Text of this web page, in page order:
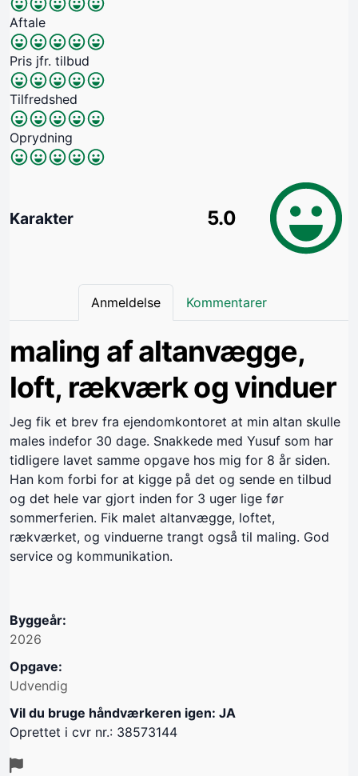
Aftale
Pris jfr. tilbud
Tilfredshed
Oprydning
Karakter 5.0
Anmeldelse Kommentarer
maling af altanvægge,
loft, rækværk og vinduer
Jeg fik et brev fra ejendomkontoret at min altan skulle
males indefor 30 dage. Snakkede med Yusuf som har
tidligere lavet samme opgave hos mig for 8 år siden.
Han kom forbi for at kigge på det og sende en tilbud
og det hele var gjort inden for 3 uger lige før
sommerferien. Fik malet altanvægge, loftet,
rækværket, og vinduerne trangt også til maling. God
service og kommunikation.
Byggeår:
2026
Opgave:
Udvendig
Vil du bruge håndværkeren igen: JA
Oprettet i cvr nr.: 38573144